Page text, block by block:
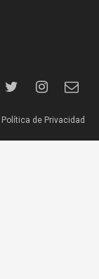
Política de Privacidad